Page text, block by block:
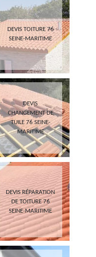
DEVIS TOITURE 76
SEINE-MARITIME
DEVIS
CHANGEMENT DE
TUILE 76 SEINE-
MARITIME
DEVIS RÉPARATION
DE TOITURE 76
SEINE-MARITIME